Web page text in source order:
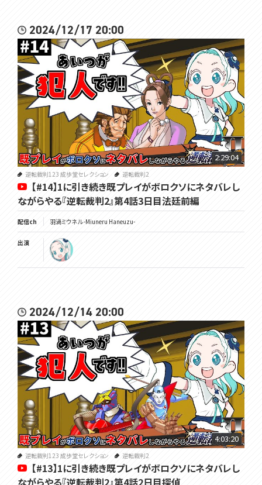
2024/12/17 20:00
2:29:04
逆転裁判123 成歩堂セレクション 逆転裁判2
【#14】1に引き続き既プレイがボロクソにネタバレし
ながらやる『逆転裁判2』第4話3日目法廷前編
配信ch 羽渦ミウネル -Miuneru Haneuzu-
出演
2024/12/14 20:00
4:03:20
逆転裁判123 成歩堂セレクション 逆転裁判2
【#13】1に引き続き既プレイがボロクソにネタバレし
ながらやる『逆転裁判2』第4話2日目探偵